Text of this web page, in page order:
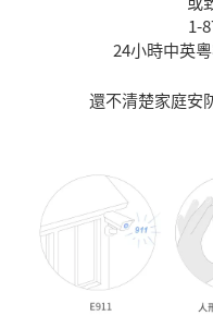
1-
24小時中英
還不清楚家庭安